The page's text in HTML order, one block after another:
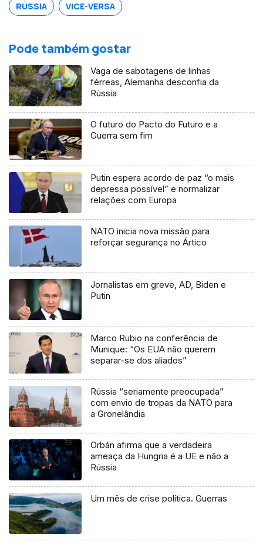
RÚSSIA VICE-VERSA
Pode também gostar
Vaga de sabotagens de linhas
férreas, Alemanha desconfia da
Rússia
O futuro do Pacto do Futuro e a
Guerra sem fim
Putin espera acordo de paz “o mais
depressa possível” e normalizar
relações com Europa
NATO inicia nova missão para
reforçar segurança no Ártico
Jornalistas em greve, AD, Biden e
Putin
Marco Rubio na conferência de
Munique: “Os EUA não querem
separar-se dos aliados”
Rússia “seriamente preocupada”
com envio de tropas da NATO para
a Gronelândia
Orbán afirma que a verdadeira
ameaça da Hungria é a UE e não a
Rússia
Um mês de crise política. Guerras